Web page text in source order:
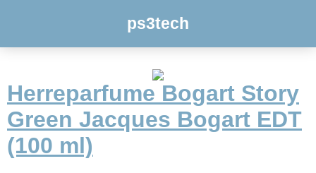
ps3tech
Herreparfume Bogart Story
Green Jacques Bogart EDT
(100 ml)